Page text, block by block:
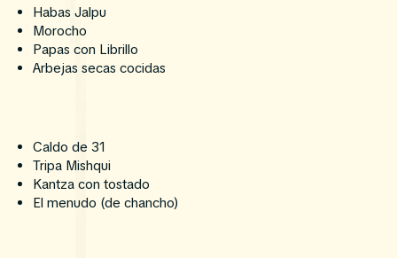
Habas Jalpu
Morocho
Papas con Librillo
Arbejas secas cocidas
Caldo de 31
Tripa Mishqui
Kantza con tostado
El menudo (de chancho)